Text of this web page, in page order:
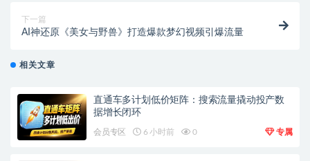
下一篇
AI神还原《美女与野兽》打造爆款梦幻视频引爆流量
相关文章
直通车多计划低价矩阵：搜索流量撬动投产数
据增长闭环
会员专区 6 小时前 0 专属